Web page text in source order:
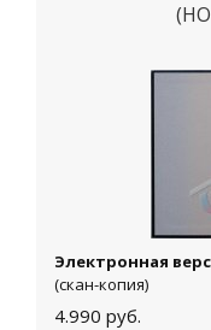
Электронная
(скан-копия)
4.990 руб.